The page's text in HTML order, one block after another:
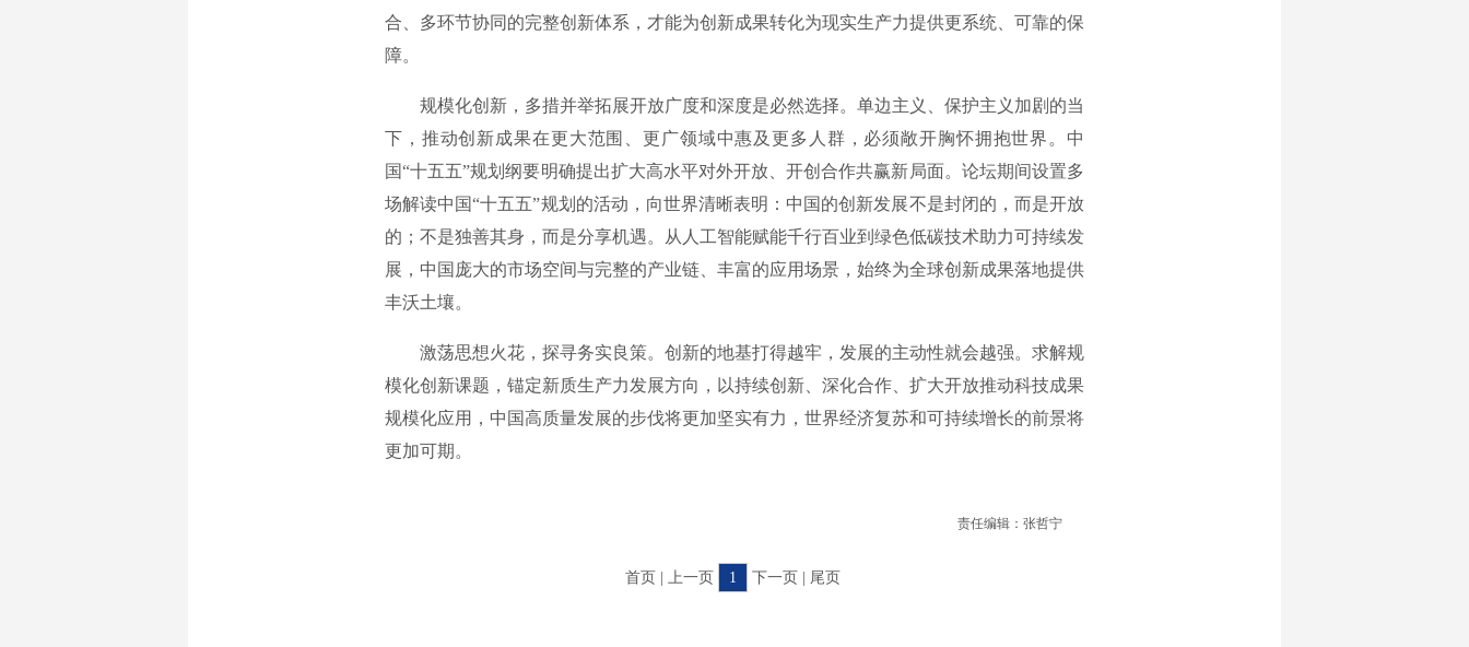
合、多环节协同的完整创新体系，才能为创新成果转化为现实生产力提供更系统、可靠的保
障。
规模化创新，多措并举拓展开放广度和深度是必然选择。单边主义、保护主义加剧的当
下，推动创新成果在更大范围、更广领域中惠及更多人群，必须敞开胸怀拥抱世界。中
国“十五五”规划纲要明确提出扩大高水平对外开放、开创合作共赢新局面。论坛期间设置多
场解读中国“十五五”规划的活动，向世界清晰表明：中国的创新发展不是封闭的，而是开放
的；不是独善其身，而是分享机遇。从人工智能赋能千行百业到绿色低碳技术助力可持续发
展，中国庞大的市场空间与完整的产业链、丰富的应用场景，始终为全球创新成果落地提供
丰沃土壤。
激荡思想火花，探寻务实良策。创新的地基打得越牢，发展的主动性就会越强。求解规
模化创新课题，锚定新质生产力发展方向，以持续创新、深化合作、扩大开放推动科技成果
规模化应用，中国高质量发展的步伐将更加坚实有力，世界经济复苏和可持续增长的前景将
更加可期。
责任编辑：张哲宁
首页 | 上一页 1 下一页 | 尾页